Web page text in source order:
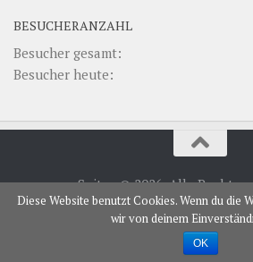
BESUCHERANZAHL
Besucher gesamt:
Besucher heute:
Spitze © 2026. Alle Rechte
Powered by - Entworfen mit dem
Diese Website benutzt Cookies. Wenn du die
wir von deinem
OK